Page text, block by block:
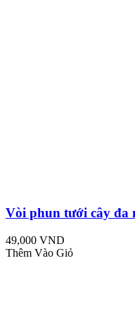
Vòi phun tưới cây đa
49,000 VND
Thêm Vào Giỏ